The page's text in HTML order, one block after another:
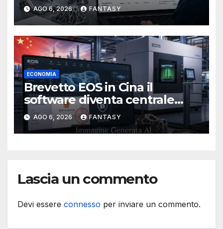
produttivo più adatto
AGO 6, 2026 FANTASY
ECONOMIA
Brevetto EOS in Cina il
software diventa centrale
nella stampa 3D industriale
AGO 6, 2026 FANTASY
Lascia un commento
Devi essere connesso per inviare un commento.